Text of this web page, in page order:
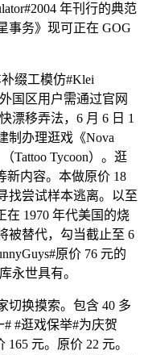
年刊行的典范
事务》现可正在 GOG
缀工模仿#Klei
国区用户需通过官网
漂移弄法，6 月 6 日 1
制办理逛戏《Nova
Tattoo Tycoon）。逛
新内容。本做原价 18
找尝试样本逃离。以至
在 1970 年代美国的烧
被替代，勾当截止至 6
原价 76 元的
永世具有。
换摸索。包含 40 多
# #逛戏保举#为庆贺
元。原价 22 元。